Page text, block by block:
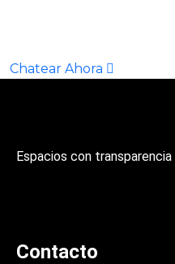
Chatear Ahora
Espacios con transparencia
Contacto